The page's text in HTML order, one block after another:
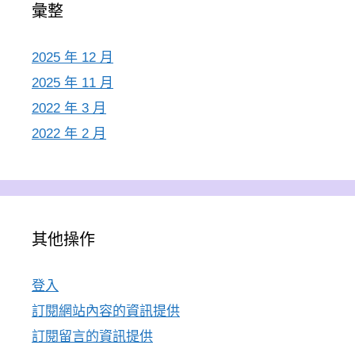
彙整
2025 年 12 月
2025 年 11 月
2022 年 3 月
2022 年 2 月
其他操作
登入
訂閱網站內容的資訊提供
訂閱留言的資訊提供